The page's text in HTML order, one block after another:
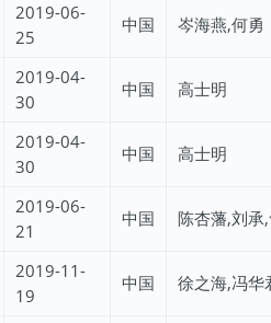
2019-06-
25
中国 岑海燕,何勇
2019-04-
30
中国 高士明
2019-04-
30
中国 高士明
2019-06-
21
中国 陈杏藩,刘承
2019-11-
19
中国 徐之海,冯华